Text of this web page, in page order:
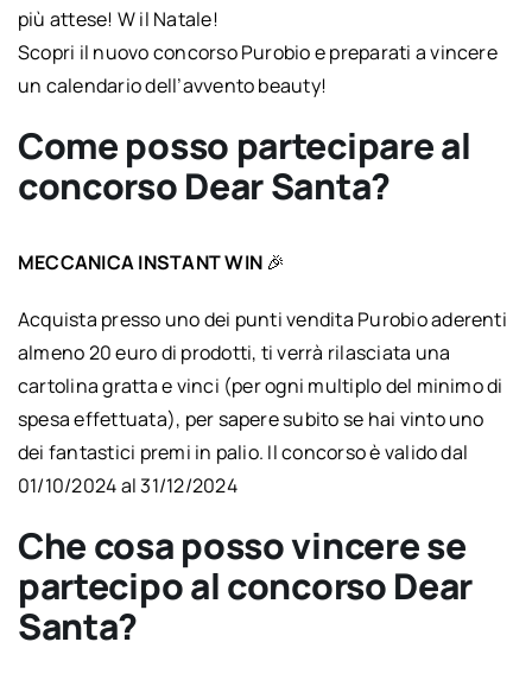
più attese! W il Natale!
Scopri il nuovo concorso Purobio e preparati a vincere
un calendario dell’avvento beauty!
Come posso partecipare al
concorso Dear Santa?
MECCANICA INSTANT WIN 🎉
Acquista presso uno dei punti vendita Purobio aderenti
almeno 20 euro di prodotti, ti verrà rilasciata una
cartolina gratta e vinci (per ogni multiplo del minimo di
spesa effettuata), per sapere subito se hai vinto uno
dei fantastici premi in palio. Il concorso è valido dal
01/10/2024 al 31/12/2024
Che cosa posso vincere se
partecipo al concorso Dear
Santa?